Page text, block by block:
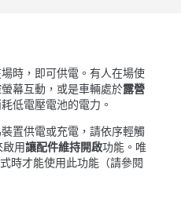
時，即可供電。有人在場使
幕互動，或是車輛處於露營
低電壓電池的電力。
置供電或充電，請依序輕觸
啟用讓配件維持開啟功能。唯
時才能使用此功能（請參閱